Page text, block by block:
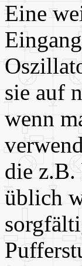
Eine
sie auf
wenn
die z.B.
üblich